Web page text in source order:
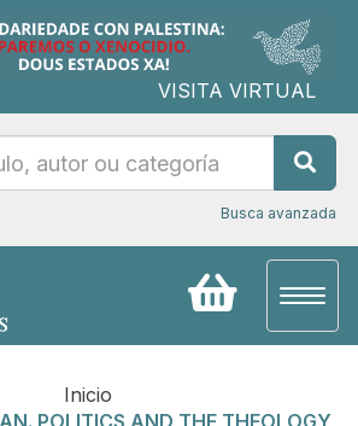
VISITA VIRTUAL
Busca avanzada
Inicio